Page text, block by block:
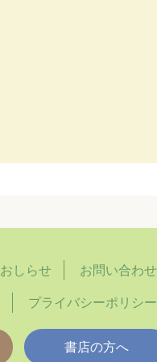
おしらせ お問い合わせ
プライバシーポリシー
書店の方へ